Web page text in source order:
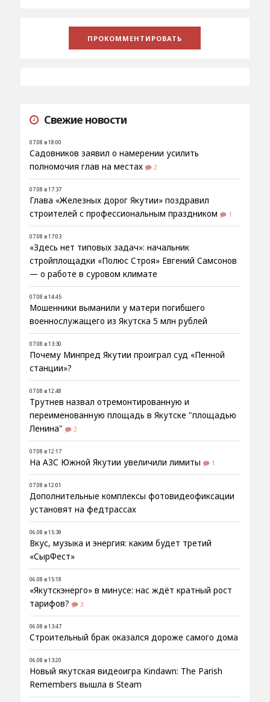
Свежие новости
07.08 в 18:00
Садовников заявил о намерении усилить
полномочия глав на местах
2
07.08 в 17:37
Глава «Железных дорог Якутии» поздравил
строителей с профессиональным праздником
1
07.08 в 17:03
«Здесь нет типовых задач»: начальник
стройплощадки «Полюс Строя» Евгений Самсонов
— о работе в суровом климате
07.08 в 14:45
Мошенники выманили у матери погибшего
военнослужащего из Якутска 5 млн рублей
07.08 в 13:30
Почему Минпред Якутии проиграл суд «Пенной
станции»?
07.08 в 12:48
Трутнев назвал отремонтированную и
переименованную площадь в Якутске "площадью
Ленина"
2
07.08 в 12:17
На АЗС Южной Якутии увеличили лимиты 1
07.08 в 12:01
Дополнительные комплексы фотовидеофиксации
установят на федтрассах
06.08 в 15:39
Вкус, музыка и энергия: каким будет третий
«СырФест»
06.08 в 15:18
«Якутскэнерго» в минусе: нас ждёт кратный рост
тарифов?
3
06.08 в 13:47
Строительный брак оказался дороже самого дома
06.08 в 13:20
Новый якутская видеоигра Kindawn: The Parish
Remembers вышла в Steam